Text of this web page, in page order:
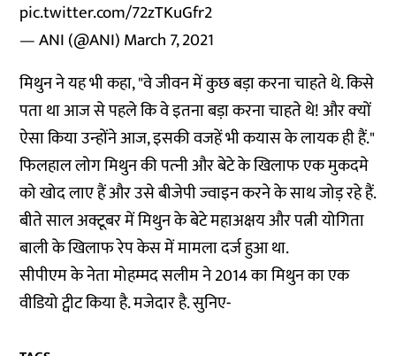
pic.twitter.com/72zTKuGfr2
— ANI (@ANI)March 7, 2021
मिथुन ने यह भी कहा, "वे जीवन में कुछ बड़ा करना चाहते थे. किसे
पता था आज से पहले कि वे इतना बड़ा करना चाहते थे! और क्‍यों
ऐसा किया उन्‍होंने आज, इसकी वजहें भी कयास के लायक ही हैं."
फिलहाल लोग मिथुन की पत्‍नी और बेटे के खिलाफ एक मुकदमे
को खोद लाए हैं और उसे बीजेपी ज्‍वाइन करने के साथ जोड़ रहे हैं.
बीते साल अक्टूबर में मिथुन के बेटे महाअक्षय और पत्नी योगिता
बाली के खिलाफ रेप केस में मामला दर्ज हुआ था.
सीपीएम के नेता मोहम्मद सलीम ने 2014 का मिथुन का एक
वीडियो ट्वीट किया है. मजेदार है. सुनिए-